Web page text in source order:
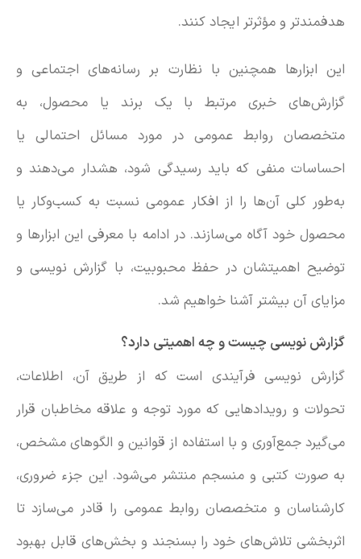
هدفمندتر و مؤثرتر ایجاد کنند.
این ابزارها همچنین با نظارت بر رسانه‌های اجتماعی و
گزارش‌های خبری مرتبط با یک برند یا محصول، به
متخصصان روابط عمومی در مورد مسائل احتمالی یا
احساسات منفی که باید رسیدگی شود، هشدار می‌دهند و
به‌طور کلی آن‌ها را از افکار عمومی نسبت به کسب‌وکار یا
محصول خود آگاه می‌سازند. در ادامه با معرفی این ابزارها و
توضیح اهمیتشان در حفظ محبوبیت، با گزارش نویسی و
مزایای آن بیشتر آشنا خواهیم شد.
گزارش نویسی چیست و چه اهمیتی دارد؟
گزارش نویسی فرآیندی است که از طریق آن، اطلاعات،
تحولات و رویدادهایی که مورد توجه و علاقه مخاطبان قرار
می‌گیرد جمع‌آوری و با استفاده از قوانین و الگوهای مشخص،
به صورت کتبی و منسجم منتشر می‌شود. این جزء ضروری،
کارشناسان و متخصصان روابط عمومی را قادر می‌سازد تا
اثربخشی تلاش‌های خود را بسنجند و بخش‌های قابل بهبود